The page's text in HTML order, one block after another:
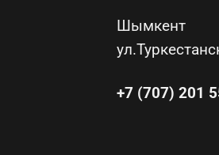
Шымкент
+7 (707) 201